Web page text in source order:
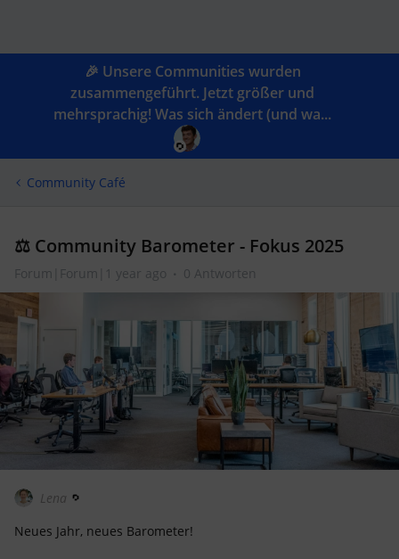
🎉 Unsere Communities wurden
zusammengeführt. Jetzt größer und
mehrsprachig! Was sich ändert (und wa...
Community Café
⚖️ Community Barometer - Fokus 2025
Forum|Forum|1 year ago 0 Antworten
Lena
Neues Jahr, neues Barometer!